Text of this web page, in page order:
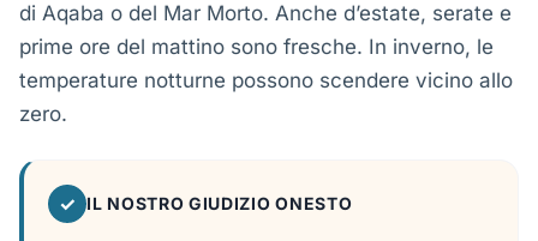
di Aqaba o del Mar Morto. Anche d’estate, serate e
prime ore del mattino sono fresche. In inverno, le
temperature notturne possono scendere vicino allo
zero.
✓ IL NOSTRO GIUDIZIO ONESTO